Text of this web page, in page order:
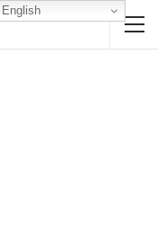
English